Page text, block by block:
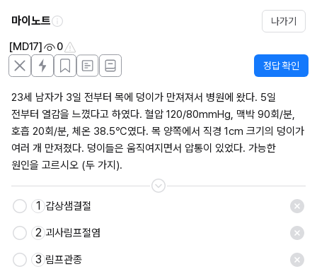
마이노트 나가기
[MD17] 0
정답 확인
23세 남자가 3일 전부터 목에 덩이가 만져져서 병원에 왔다. 5일
전부터 열감을 느꼈다고 하였다. 혈압 120/80mmHg, 맥박 90회/분,
호흡 20회/분, 체온 38.5℃였다. 목 양쪽에서 직경 1cm 크기의 덩이가
여러 개 만져졌다. 덩이들은 움직여지면서 압통이 있었다. 가능한
원인을 고르시오 (두 가지).
저장
1 갑상샘결절
2 괴사림프절염
3 림프관종